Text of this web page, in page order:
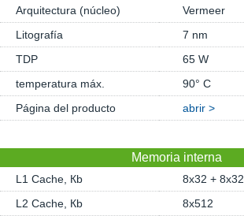
Arquitectura (núcleo)
Vermeer
Litografía
7 nm
TDP
65 W
temperatura máx.
90° C
Página del producto
abrir >
Memoria interna
L1 Cache, Кb
8x32 + 8x32
L2 Cache, Кb
8x512